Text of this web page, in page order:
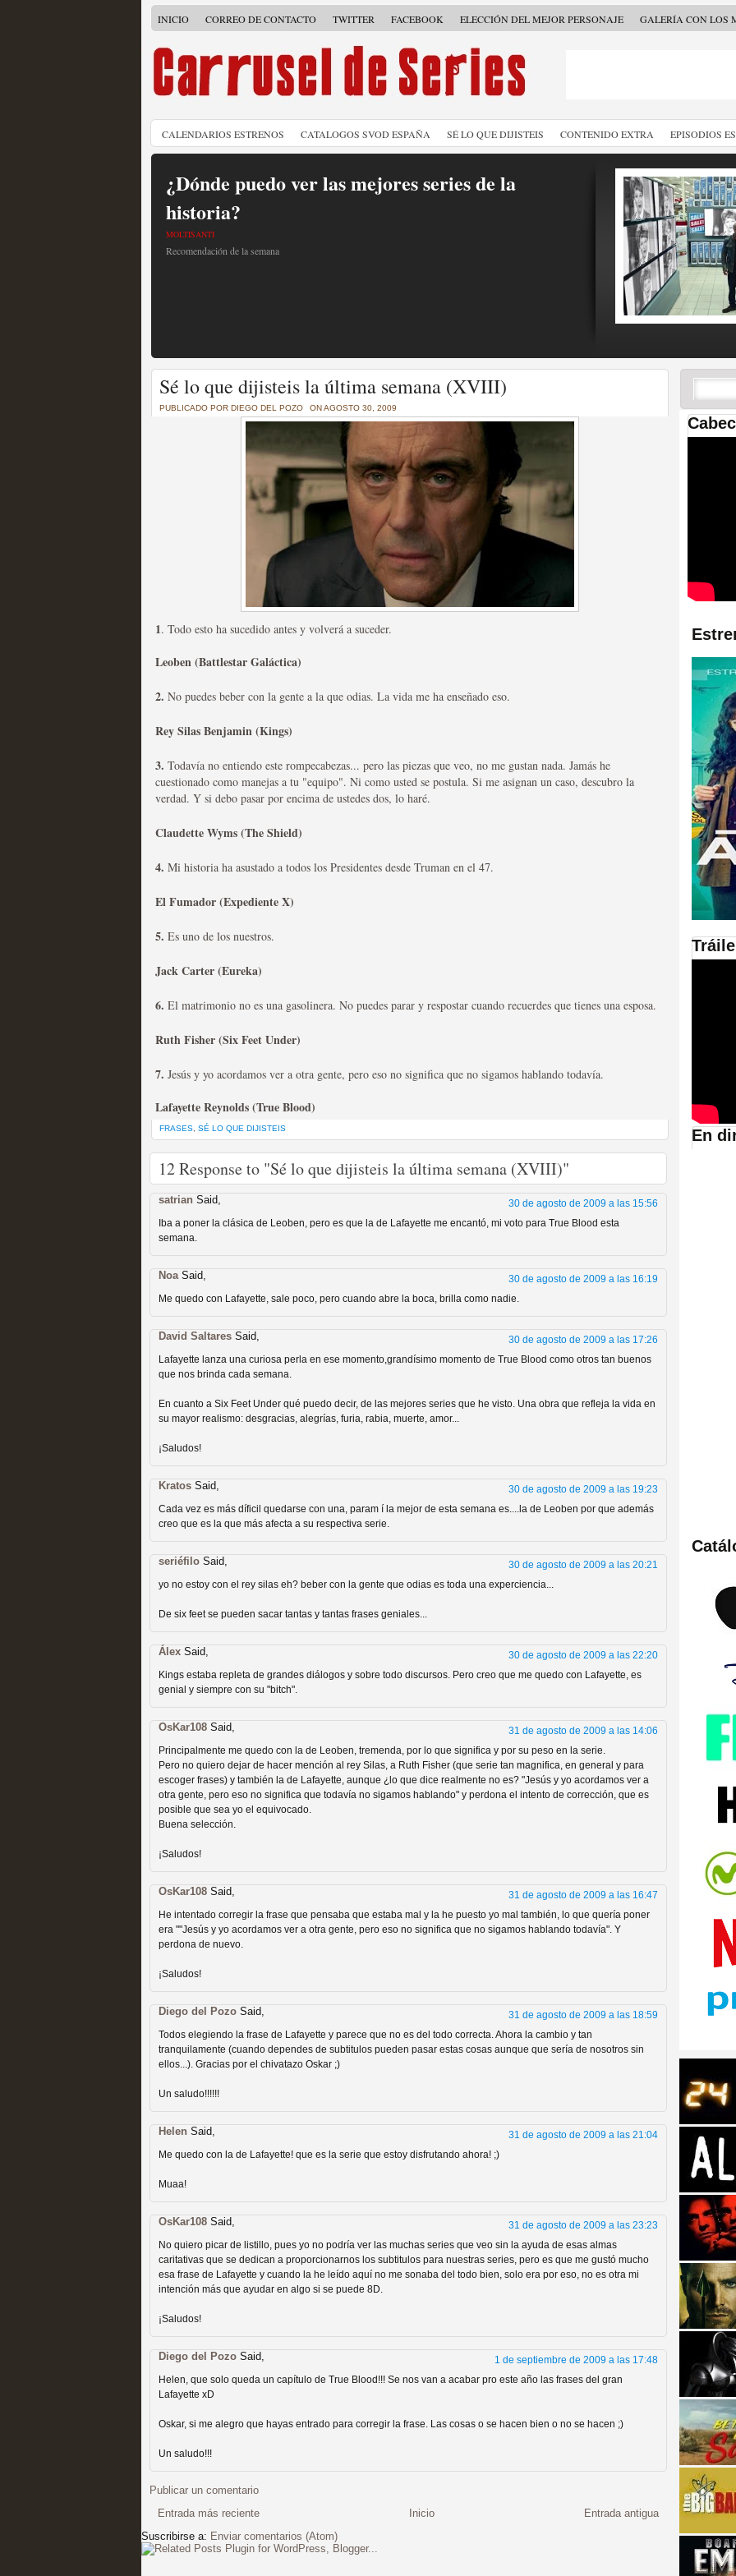
INICIO CORREO DE CONTACTO TWITTER FACEBOOK ELECCIÓN DEL MEJOR PERSONAJE GALERÍA CON LOS
CALENDARIOS ESTRENOS CATALOGOS SVOD ESPAÑA SÉ LO QUE DIJISTEIS CONTENIDO EXTRA EPISODIOS
¿Dónde puedo ver las mejores series de la
historia?
MOLTISANTI
Recomendación de la semana
Un recorrido por todas las temporadas de Game
of Thrones a través de sus mejores tráilers
Recomendación de la semana
La burbuja de los jugadores de la ficción
MOLTISANTI
Las series disponibles en las plataformas SVOD
tienen fecha de caducidad
Recomendación de la semana
La barrera de las 500 series al año se superará
desde Silicon Valley
Recomendación de la semana
Mi experiencia como usuario de HBO España
MOLTISANTI
Recomendación de la semana
The Get Down o cómo acabar siendo una de las
series más caras de la historia
MOLTISANTI
Fin de ciclo para las series de viajes en el tiempo
MOLTISANTI
Taboo es otra miniserie británica que no es
miniserie
MOLTISANTI
Recomendación de la semana
Las temporadas de pilotos de Amazon
MOLTISANTI
Recomendación de la semana
Galería con los Mejores Personajes de Series de
Televisión
MOLTISANTI
Recomendación de la semana
Las productoras de las estrellas de cine y
televisión
MOLTISANTI
Recomendación de la semana
Las series de 10 temporadas están en peligro de
Sé lo que dijisteis la última semana (XVIII)
PUBLICADO POR DIEGO DEL POZO ON AGOSTO 30, 2009
1. Todo esto ha sucedido antes y volverá a suceder.
Leoben (Battlestar Galáctica)
2. No puedes beber con la gente a la que odias. La vida me ha enseñado eso.
Rey Silas Benjamin (Kings)
3. Todavía no entiendo este rompecabezas... pero las piezas que veo, no me gustan nada. Jamás he
cuestionado como manejas a tu "equipo". Ni como usted se postula. Si me asignan un caso, descubro la
verdad. Y si debo pasar por encima de ustedes dos, lo haré.
Claudette Wyms (The Shield)
4. Mi historia ha asustado a todos los Presidentes desde Truman en el 47.
El Fumador(Expediente X)
5. Es uno de los nuestros.
Jack Carter(Eureka)
6. El matrimonio no es una gasolinera. No puedes parar y respostar cuando recuerdes que tienes una esposa.
Ruth Fisher(Six Feet Under)
7. Jesús y yo acordamos ver a otra gente, pero eso no significa que no sigamos hablando todavía.
Lafayette Reynolds(True Blood)
FRASES SÉ LO QUE DIJISTEIS
12 Response to "Sé lo que dijisteis la última semana (XVIII)"
satrian Said,
30 de agosto de 2009 a las 15:56
Iba a poner la clásica de Leoben, pero es que la de Lafayette me encantó, mi voto para True Blood esta
semana.
Noa Said,
30 de agosto de 2009 a las 16:19
Me quedo con Lafayette, sale poco, pero cuando abre la boca, brilla como nadie.
David Saltares Said,
30 de agosto de 2009 a las 17:26
Lafayette lanza una curiosa perla en ese momento,grandísimo momento de True Blood como otros tan buenos
que nos brinda cada semana.
En cuanto a Six Feet Under qué puedo decir, de las mejores series que he visto. Una obra que refleja la vida en
su mayor realismo: desgracias, alegrías, furia, rabia, muerte, amor...
¡Saludos!
Kratos Said,
30 de agosto de 2009 a las 19:23
Cada vez es más díficil quedarse con una, param í la mejor de esta semana es....la de Leoben por que además
creo que es la que más afecta a su respectiva serie.
seriéfilo Said,
30 de agosto de 2009 a las 20:21
yo no estoy con el rey silas eh? beber con la gente que odias es toda una experciencia...
De six feet se pueden sacar tantas y tantas frases geniales...
Álex Said,
30 de agosto de 2009 a las 22:20
Kings estaba repleta de grandes diálogos y sobre todo discursos. Pero creo que me quedo con Lafayette, es
genial y siempre con su "bitch".
OsKar108 Said,
31 de agosto de 2009 a las 14:06
Principalmente me quedo con la de Leoben, tremenda, por lo que significa y por su peso en la serie.
Pero no quiero dejar de hacer mención al rey Silas, a Ruth Fisher (que serie tan magnifica, en general y para
escoger frases) y también la de Lafayette, aunque ¿lo que dice realmente no es? "Jesús y yo acordamos ver a
otra gente, pero eso no significa que todavía no sigamos hablando" y perdona el intento de corrección, que es
posible que sea yo el equivocado.
Buena selección.
¡Saludos!
OsKar108 Said,
31 de agosto de 2009 a las 16:47
He intentado corregir la frase que pensaba que estaba mal y la he puesto yo mal también, lo que quería poner
era ""Jesús y yo acordamos ver a otra gente, pero eso no significa que no sigamos hablando todavía". Y
perdona de nuevo.
¡Saludos!
Diego del Pozo Said,
31 de agosto de 2009 a las 18:59
Todos elegiendo la frase de Lafayette y parece que no es del todo correcta. Ahora la cambio y tan
tranquilamente (cuando dependes de subtitulos pueden pasar estas cosas aunque que sería de nosotros sin
ellos...). Gracias por el chivatazo Oskar ;)
Un saludo!!!!!!
Helen Said,
31 de agosto de 2009 a las 21:04
Me quedo con la de Lafayette! que es la serie que estoy disfrutando ahora! ;)
Muaa!
OsKar108 Said,
31 de agosto de 2009 a las 23:23
No quiero picar de listillo, pues yo no podría ver las muchas series que veo sin la ayuda de esas almas
caritativas que se dedican a proporcionarnos los subtitulos para nuestras series, pero es que me gustó mucho
esa frase de Lafayette y cuando la he leído aquí no me sonaba del todo bien, solo era por eso, no es otra mi
intención más que ayudar en algo si se puede 8D.
¡Saludos!
Diego del Pozo Said,
1 de septiembre de 2009 a las 17:48
Helen, que solo queda un capítulo de True Blood!!! Se nos van a acabar pro este año las frases del gran
Lafayette xD
Oskar, si me alegro que hayas entrado para corregir la frase. Las cosas o se hacen bien o no se hacen ;)
Un saludo!!!
Publicar un comentario
Entrada más reciente
Entrada antigua
Inicio
Suscribirse a: Enviar comentarios (Atom)
En